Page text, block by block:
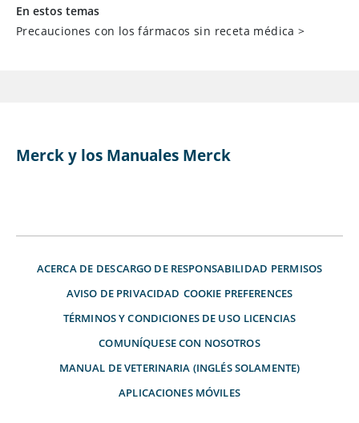
En estos temas
Precauciones con los fármacos sin receta médica >
Merck y los Manuales Merck
ACERCA DE DESCARGO DE RESPONSABILIDAD PERMISOS
AVISO DE PRIVACIDAD COOKIE PREFERENCES
TÉRMINOS Y CONDICIONES DE USO LICENCIAS
COMUNÍQUESE CON NOSOTROS
MANUAL DE VETERINARIA (INGLÉS SOLAMENTE)
APLICACIONES MÓVILES